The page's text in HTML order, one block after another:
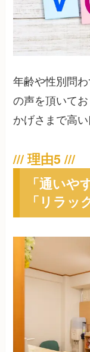
年齢や性別問
の声を頂いて
かげさまで高
「通いや
「リラ